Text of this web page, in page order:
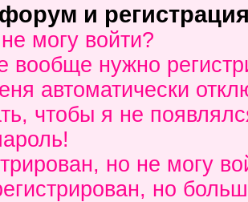
и
могу войти?
вообще нужно
автоматически
чтобы я не
но не могу
но